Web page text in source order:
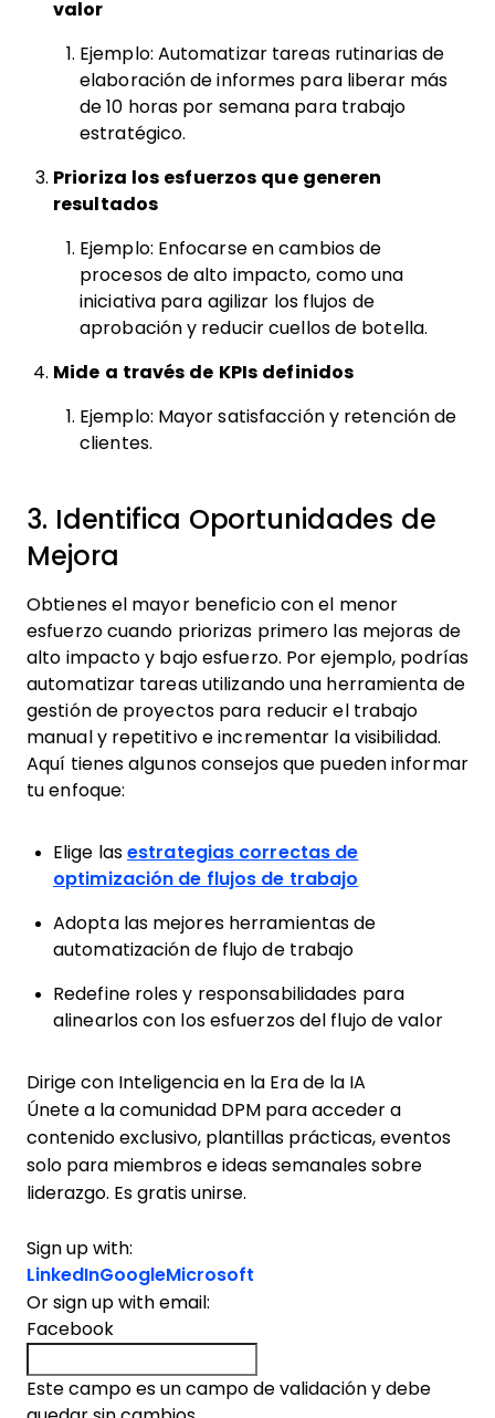
valor
Ejemplo: Automatizar tareas rutinarias de
elaboración de informes para liberar más
de 10 horas por semana para trabajo
estratégico.
Prioriza los esfuerzos que generen
resultados
Ejemplo: Enfocarse en cambios de
procesos de alto impacto, como una
iniciativa para agilizar los flujos de
aprobación y reducir cuellos de botella.
Mide a través de KPIs definidos
Ejemplo: Mayor satisfacción y retención de
clientes.
3. Identifica Oportunidades de
Mejora
Obtienes el mayor beneficio con el menor
esfuerzo cuando priorizas primero las mejoras de
alto impacto y bajo esfuerzo. Por ejemplo, podrías
automatizar tareas utilizando una herramienta de
gestión de proyectos para reducir el trabajo
manual y repetitivo e incrementar la visibilidad.
Aquí tienes algunos consejos que pueden informar
tu enfoque:
Elige las estrategias correctas de
optimización de flujos de trabajo
Adopta las mejores herramientas de
automatización de flujo de trabajo
Redefine roles y responsabilidades para
alinearlos con los esfuerzos del flujo de valor
Dirige con Inteligencia en la Era de la IA
Únete a la comunidad DPM para acceder a
contenido exclusivo, plantillas prácticas, eventos
solo para miembros e ideas semanales sobre
liderazgo. Es gratis unirse.
Sign up with:
LinkedInGoogleMicrosoft
Or sign up with email:
Facebook
Este campo es un campo de validación y debe